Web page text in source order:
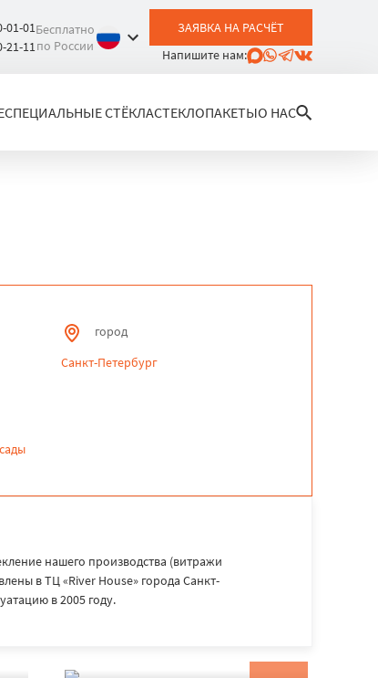
01-01
21-11
Бесплатно
по России
ЗАЯВКА НА РАСЧЁТ
Напишите нам:
СПЕЦИАЛЬНЫЕ СТЁКЛАСТЕКЛОПАКЕТЫО НАС
город
Санкт-Петербург
нашего производства (витражи
в ТЦ «River Housе» города Санкт-
в 2005 году.